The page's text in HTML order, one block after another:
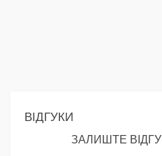
ВІДГУКИ
ЗАЛИШТЕ